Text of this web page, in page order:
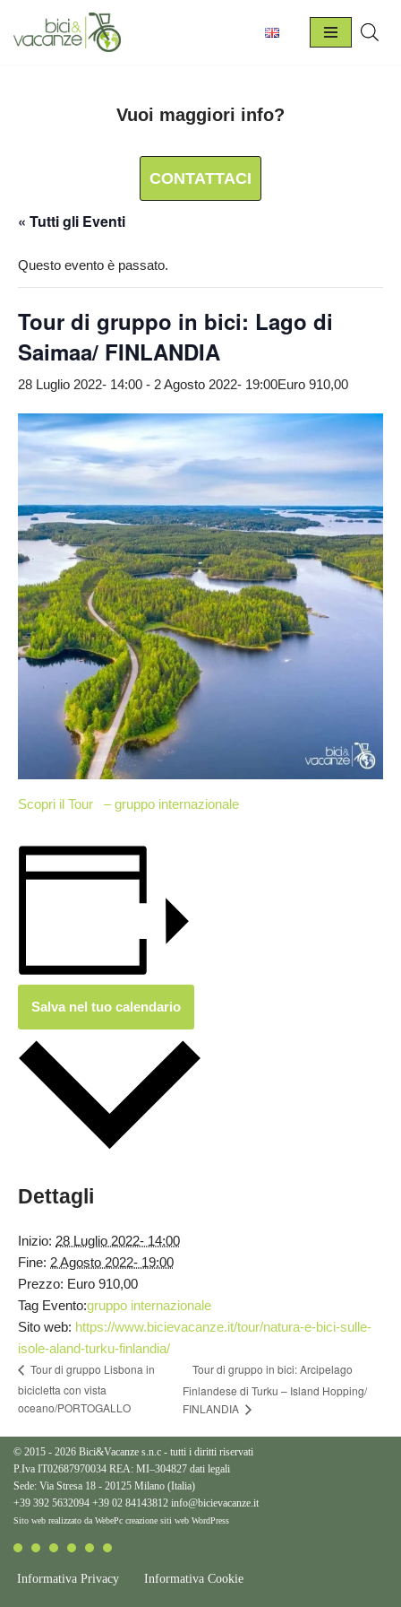
Vai
Vuoi maggiori info?
CONTATTACI
« Tutti gli Eventi
Questo evento è passato.
Tour di gruppo in bici: Lago di
Saimaa/ FINLANDIA
28 Luglio 2022- 14:00 - 2 Agosto 2022- 19:00Euro 910,00
Scopri il Tour – gruppo internazionale
Salva nel tuo calendario
Dettagli
Inizio: 28 Luglio 2022- 14:00
Fine: 2 Agosto 2022- 19:00
Prezzo: Euro 910,00
Tag Evento:gruppo internazionale
Sito web: https://www.bicievacanze.it/tour/natura-e-bici-sulle-
isole-aland-turku-finlandia/
Tour di gruppo Lisbona in
bicicletta con vista
oceano/PORTOGALLO
Tour di gruppo in bici: Arcipelago
Finlandese di Turku – Island Hopping/
FINLANDIA
© 2015 - 2026 Bici&Vacanze s.n.c - tutti i diritti riservati
P.Iva IT02687970034 REA: MI–304827 dati legali
Sede: Via Stresa 18 - 20125 Milano (Italia)
+39 392 5632094 +39 02 84143812 info@bicievacanze.it
Sito web realizzato da WebePc creazione siti web WordPress
Informativa Privacy Informativa Cookie